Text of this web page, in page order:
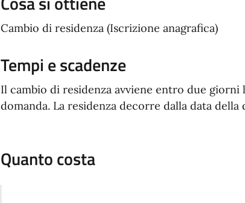
Cambio di residenza (Iscrizione anagrafica)
Tempi e scadenze
Il cambio di residenza avviene entro due
domanda. La residenza decorre dalla data della
Quanto costa